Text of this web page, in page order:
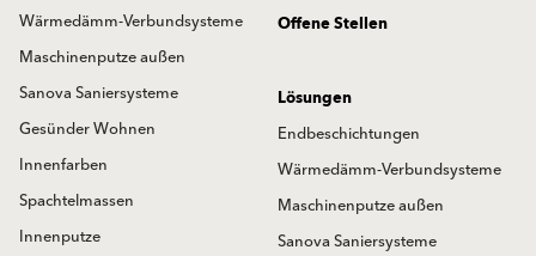
Wärmedämm-Verbundsysteme
Maschinenputze außen
Sanova Saniersysteme
Gesünder Wohnen
Innenfarben
Spachtelmassen
Innenputze
Offene Stellen
Lösungen
Endbeschichtungen
Wärmedämm-Verbundsysteme
Maschinenputze außen
Sanova Saniersysteme